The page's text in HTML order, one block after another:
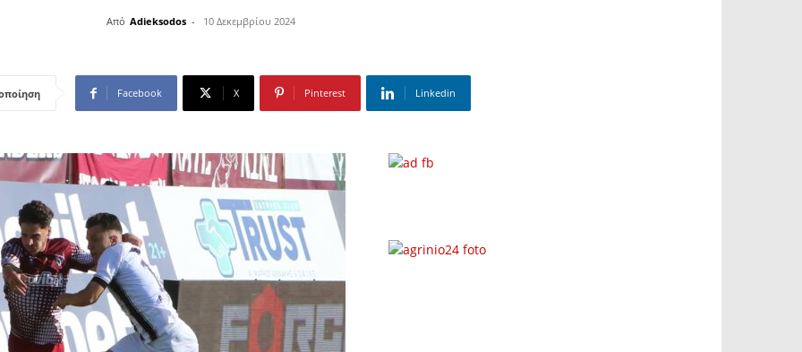
Από Adieksodos - 10 Δεκεμβρίου 2024
Facebook X Pinterest Linkedin